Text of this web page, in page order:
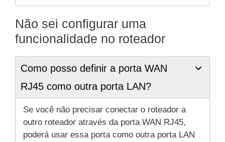
Não sei configurar uma
funcionalidade no roteador
Como posso definir a porta WAN
RJ45 como outra porta LAN?
Se você não precisar conectar o roteador a
outro roteador através da porta WAN RJ45,
poderá usar essa porta como outra porta LAN